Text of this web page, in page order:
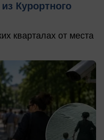
Курортного
кварталах от места